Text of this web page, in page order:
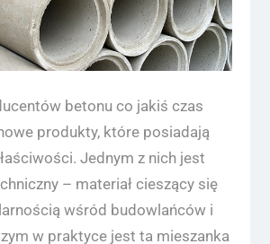
betonu co jakiś czas
produkty, które posiadają
Jednym z nich jest
– materiał cieszący się
wśród budowlańców i
w praktyce jest ta mieszanka